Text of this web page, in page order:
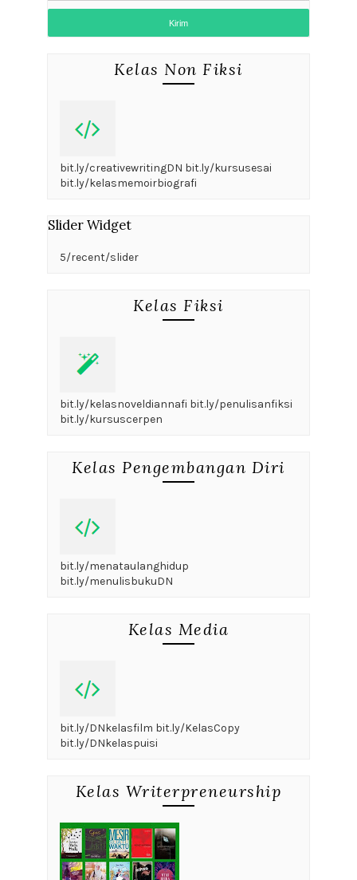
Kelas Non Fiksi
bit.ly/creativewritingDN bit.ly/kursusesai
bit.ly/kelasmemoirbiografi
Slider Widget
5/recent/slider
Kelas Fiksi
bit.ly/kelasnoveldiannafi bit.ly/penulisanfiksi
bit.ly/kursuscerpen
Kelas Pengembangan Diri
bit.ly/menataulanghidup
bit.ly/menulisbukuDN
Kelas Media
bit.ly/DNkelasfilm bit.ly/KelasCopy
bit.ly/DNkelaspuisi
Kelas Writerpreneurship